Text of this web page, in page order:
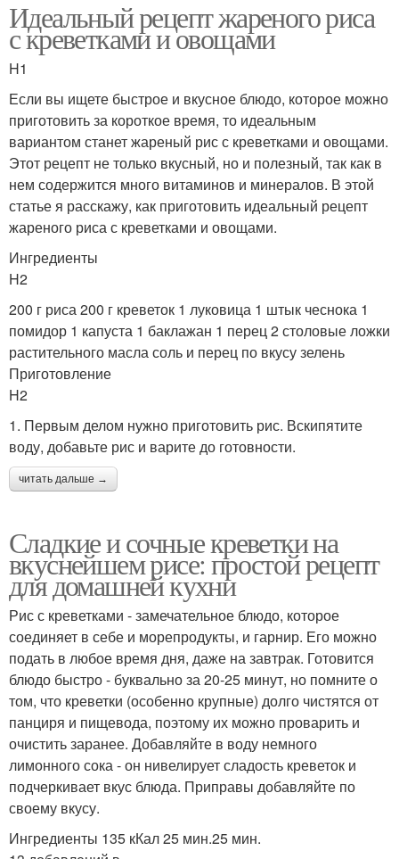
Идеальный рецепт жареного риса
с креветками и овощами
H1
Если вы ищете быстрое и вкусное блюдо, которое можно
приготовить за короткое время, то идеальным
вариантом станет жареный рис с креветками и овощами.
Этот рецепт не только вкусный, но и полезный, так как в
нем содержится много витаминов и минералов. В этой
статье я расскажу, как приготовить идеальный рецепт
жареного риса с креветками и овощами.
Ингредиенты
H2
200 г риса 200 г креветок 1 луковица 1 штык чеснока 1
помидор 1 капуста 1 баклажан 1 перец 2 столовые ложки
растительного масла соль и перец по вкусу зелень
Приготовление
H2
1. Первым делом нужно приготовить рис. Вскипятите
воду, добавьте рис и варите до готовности.
читать дальше →
Сладкие и сочные креветки на
вкуснейшем рисе: простой рецепт
для домашней кухни
Рис с креветками - замечательное блюдо, которое
соединяет в себе и морепродукты, и гарнир. Его можно
подать в любое время дня, даже на завтрак. Готовится
блюдо быстро - буквально за 20-25 минут, но помните о
том, что креветки (особенно крупные) долго чистятся от
панциря и пищевода, поэтому их можно проварить и
очистить заранее. Добавляйте в воду немного
лимонного сока - он нивелирует сладость креветок и
подчеркивает вкус блюда. Приправы добавляйте по
своему вкусу.
Ингредиенты 135 кКал 25 мин.25 мин.